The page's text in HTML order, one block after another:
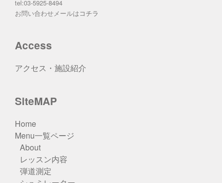
tel:03-5925-8494
お問い合わせメールはコチラ
Access
アクセス・施設紹介
SiteMAP
Home
Menu一覧ページ
About
レッスン内容
弾道測定